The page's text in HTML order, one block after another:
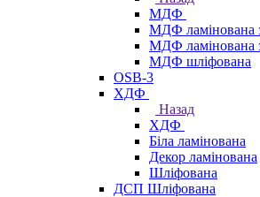
МДФ
МДФ ламінована
МДФ ламінована
МДФ шліфована
OSB-3
ХДФ
Назад
ХДФ
Біла ламінована
Декор ламінована
Шліфована
ДСП Шліфована